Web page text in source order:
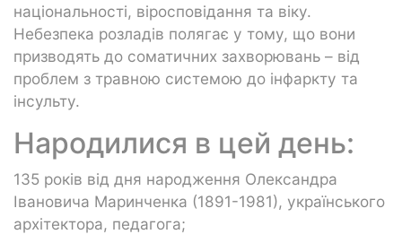
національності, віросповідання та віку.
Небезпека розладів полягає у тому, що вони
призводять до соматичних захворювань – від
проблем з травною системою до інфаркту та
інсульту.
Народилися в цей день:
135 років від дня народження Олександра
Івановича Маринченка (1891-1981), українського
архітектора, педагога;